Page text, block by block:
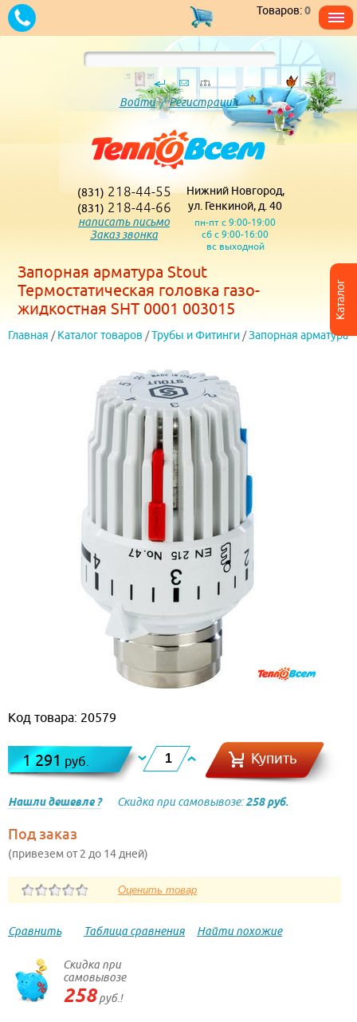
Каталог
Товаров:0
Войти/Регистрация
(831) 218-44-55
(831) 218-44-66
написать письмо
Заказ звонка
Нижний Новгород,
ул. Генкиной, д. 40
пн-пт с 9:00-19:00
сб с 9:00-16:00
вс выходной
Запорная арматура Stout
Термостатическая головка газо-
жидкостная SHT 0001 003015
Главная / Каталог товаров /Трубы и Фитинги /Запорная арматура
Код товара: 20579
1 291 руб. Купить
Нашли дешевле ? Скидка при самовывозе:258 руб.
Под заказ
(привезем от 2 до 14 дней)
Сравнить Таблица сравнения Найти похожие
Скидка при
самовывозе
258руб.!